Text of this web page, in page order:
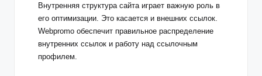
Внутренняя структура сайта играет важную роль в
его оптимизации. Это касается и внешних ссылок.
Webpromo обеспечит правильное распределение
внутренних ссылок и работу над ссылочным
профилем.